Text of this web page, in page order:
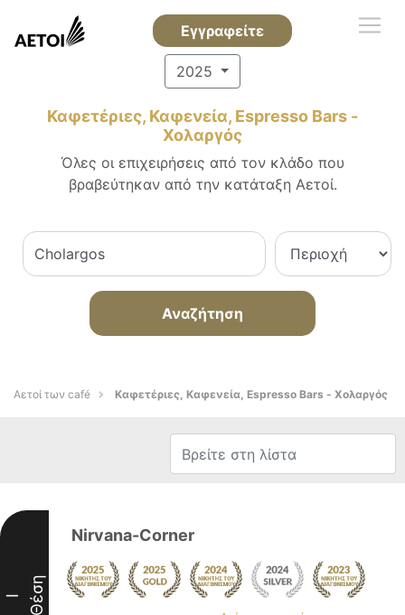
Εγγραφείτε
2025
Καφετέριες, Καφενεία, Espresso Bars -
Χολαργός
Όλες οι επιχειρήσεις από τον κλάδο που
βραβεύτηκαν από την κατάταξη Αετοί.
Αναζήτηση
Αετοί των café Καφετέριες, Καφενεία, Espresso Bars - Χολαργός
I Θέση
Nirvana-Corner